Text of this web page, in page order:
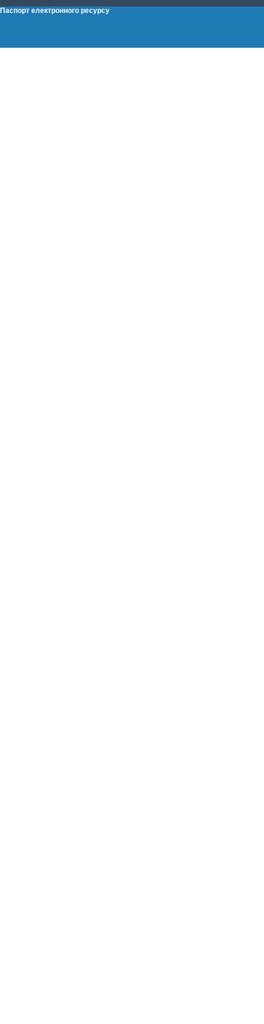
Паспорт електронного ресурсу